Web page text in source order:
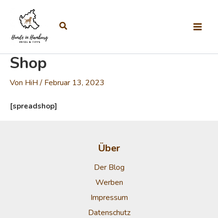
Suchen
Shop
Von HiH/ Februar 13, 2023
[spreadshop]
Über
Der Blog
Werben
Impressum
Datenschutz